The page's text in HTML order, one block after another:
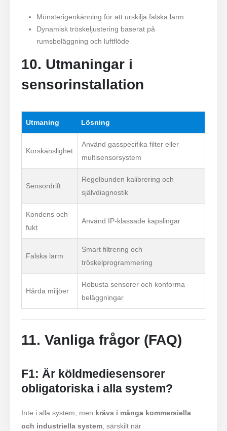
Mönsterigenkänning för att urskilja falska larm
Dynamisk tröskeljustering baserat på
rumsbeläggning och luftflöde
10. Utmaningar i
sensorinstallation
Utmaning Lösning
Korskänslighet
Använd gasspecifika filter eller
multisensorsystem
Sensordrift
Regelbunden kalibrering och
självdiagnostik
Kondens och
fukt
Använd IP-klassade kapslingar
Falska larm
Smart filtrering och
tröskelprogrammering
Hårda miljöer
Robusta sensorer och konforma
beläggningar
11. Vanliga frågor (FAQ)
F1: Är köldmediesensorer
obligatoriska i alla system?
Inte i alla system, men krävs i många kommersiella
och industriella system, särskilt när
Adress: No.299 Jinsuo Road, National High-Tech Zone, Zhengzhou
E-post :cece@winsensor.com
Wechat Whatsapp
Heta produkter